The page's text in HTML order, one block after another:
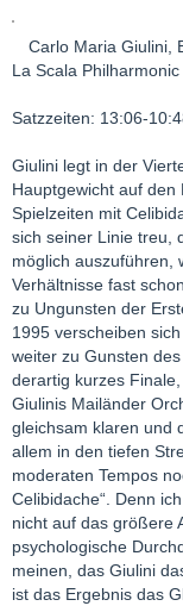
Carlo Maria Giulini,
La Scala
Satzzeiten: 13:06-
Giulini legt in der
Hauptgewicht auf
Spielzeiten mit
sich seiner Linie treu,
möglich auszuführen,
Verhältnisse fast
zu Ungunsten der
1995 verscheiben
weiter zu Gunsten
derartig kurzes
Giulinis Mailänder
gleichsam klaren und
allem in den tiefen
moderaten Tempos
Celibidache“. Denn
nicht auf das größere
psychologische
meinen, das Giulini
ist das Ergebnis das